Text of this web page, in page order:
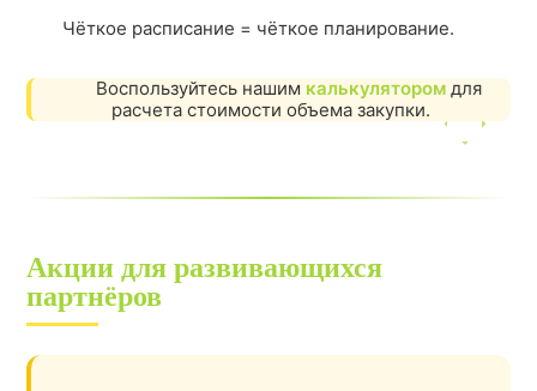
Чёткое расписание = чёткое планирование.
Воспользуйтесь нашим калькулятором для
расчета стоимости объема закупки.
Акции для развивающихся
партнёров